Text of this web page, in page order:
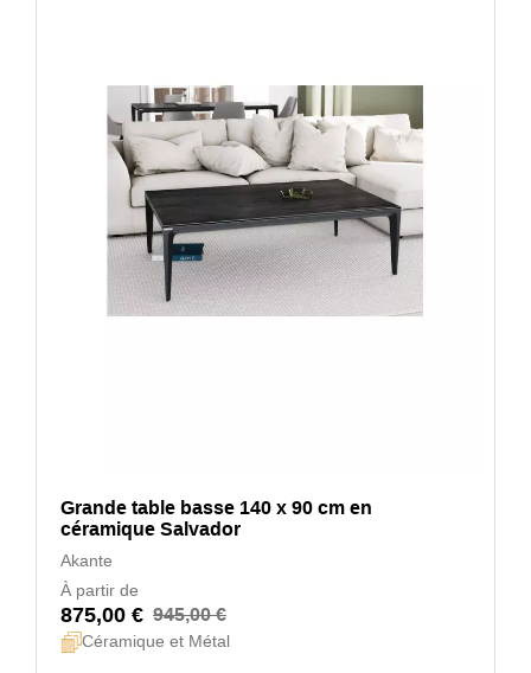
Grande table basse 140 x 90 cm en
céramique Salvador
Akante
À partir de
875,00 € 945,00 €
Céramique et Métal